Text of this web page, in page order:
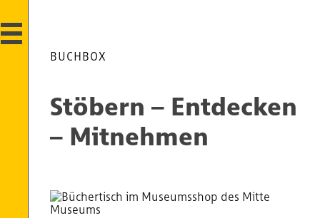
BUCHBOX
Stöbern – Entdecken
– Mitnehmen